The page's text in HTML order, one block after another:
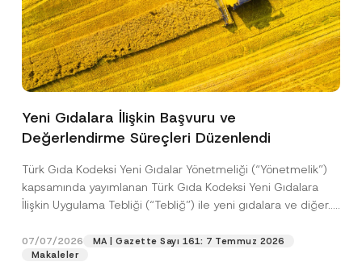
Yeni Gıdalara İlişkin Başvuru ve
Değerlendirme Süreçleri Düzenlendi
Türk Gıda Kodeksi Yeni Gıdalar Yönetmeliği (“Yönetmelik”)
kapsamında yayımlanan Türk Gıda Kodeksi Yeni Gıdalara
İlişkin Uygulama Tebliği (“Tebliğ”) ile yeni gıdalara ve diğer...
07/07/2026
MA | Gazette Sayı 161: 7 Temmuz 2026
Makaleler
Konu*
P
v
a
c
y
o
t
Bu iletişim formu aracılığıyla sağlanan kişisel
anladım.
A
p
o
v
e
Bu iletişim formunu göndererek,aydınlatma
metni
nde açıklanan şekilde kişisel verilerimin
işlenmesine izin veriyorum.
GÖNDER